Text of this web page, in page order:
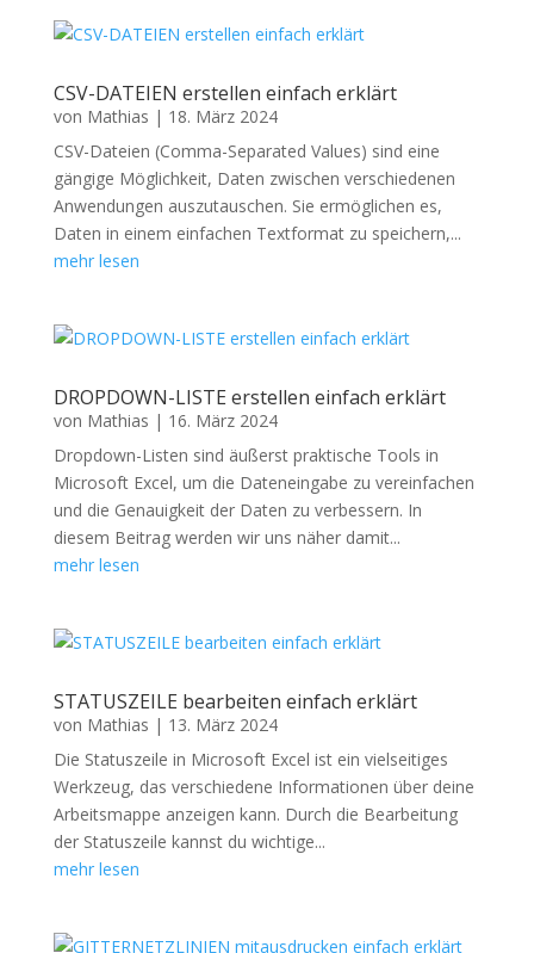
CSV-DATEIEN erstellen einfach erklärt
von Mathias | 18. März 2024
CSV-Dateien (Comma-Separated Values) sind eine
gängige Möglichkeit, Daten zwischen verschiedenen
Anwendungen auszutauschen. Sie ermöglichen es,
Daten in einem einfachen Textformat zu speichern,...
mehr lesen
DROPDOWN-LISTE erstellen einfach erklärt
von Mathias | 16. März 2024
Dropdown-Listen sind äußerst praktische Tools in
Microsoft Excel, um die Dateneingabe zu vereinfachen
und die Genauigkeit der Daten zu verbessern. In
diesem Beitrag werden wir uns näher damit...
mehr lesen
STATUSZEILE bearbeiten einfach erklärt
von Mathias | 13. März 2024
Die Statuszeile in Microsoft Excel ist ein vielseitiges
Werkzeug, das verschiedene Informationen über deine
Arbeitsmappe anzeigen kann. Durch die Bearbeitung
der Statuszeile kannst du wichtige...
mehr lesen